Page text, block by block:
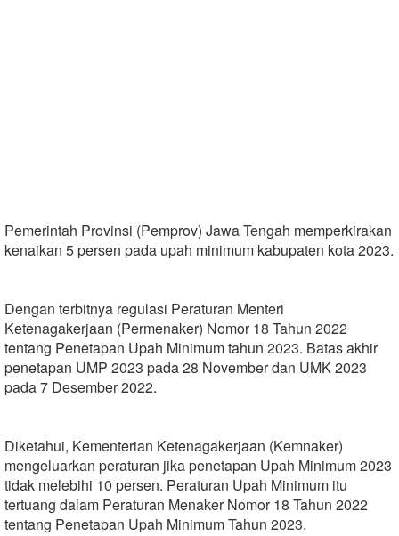
Pemerintah Provinsi (Pemprov) Jawa Tengah memperkirakan
kenaikan 5 persen pada upah minimum kabupaten kota 2023.
Dengan terbitnya regulasi Peraturan Menteri
Ketenagakerjaan (Permenaker) Nomor 18 Tahun 2022
tentang Penetapan Upah Minimum tahun 2023. Batas akhir
penetapan UMP 2023 pada 28 November dan UMK 2023
pada 7 Desember 2022.
Diketahui, Kementerian Ketenagakerjaan (Kemnaker)
mengeluarkan peraturan jika penetapan Upah Minimum 2023
tidak melebihi 10 persen. Peraturan Upah Minimum itu
tertuang dalam Peraturan Menaker Nomor 18 Tahun 2022
tentang Penetapan Upah Minimum Tahun 2023.